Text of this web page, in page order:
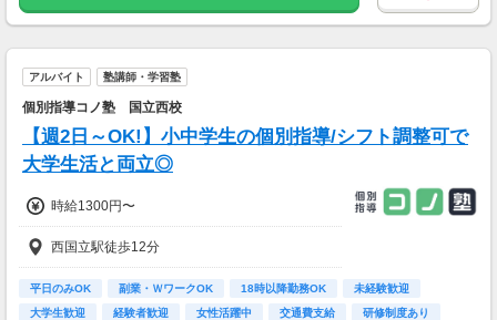
アルバイト 塾講師・学習塾
個別指導コノ塾 国立西校
【週2日～OK!】小中学生の個別指導/シフト調整可で
大学生活と両立◎
時給1300円〜
西国立駅徒歩12分
平日のみOK 副業・ＷワークOK 18時以降勤務OK
未経験歓迎
大学生歓迎
経験者歓迎 女性活躍中 交通費支給 研修制度あり